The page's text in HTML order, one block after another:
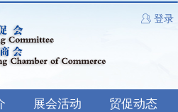
登录
展会活动
贸促动态